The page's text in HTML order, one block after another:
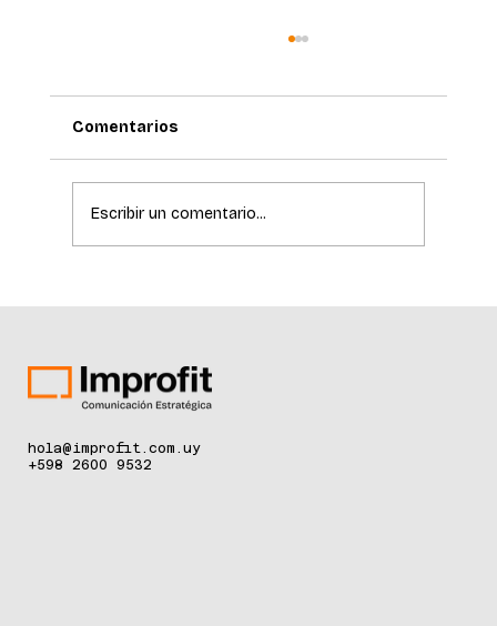
piel
Comentarios
Escribir un comentario...
hola@improfit.com.uy
+598 2600 9532